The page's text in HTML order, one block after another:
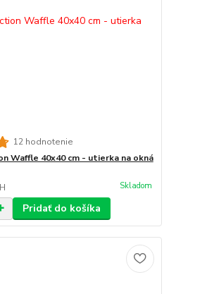
12 hodnotenie
Waffle 40x40 cm - utierka na okná
Skladom
Pridať do košíka